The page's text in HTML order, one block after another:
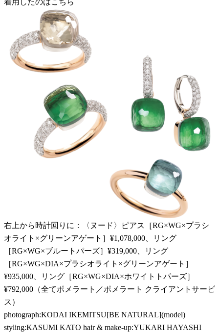
右上から時計回りに：〈ヌード〉ピアス［RG×WG×プラシ
オライト×グリーンアゲート］¥1,078,000、リング
［RG×WG×ブルートパーズ］¥319,000、リング
［RG×WG×DIA×プラシオライト×グリーンアゲート］
¥935,000、リング［RG×WG×DIA×ホワイトトパーズ］
¥792,000（全てポメラート／ポメラート クライアントサービ
ス）
photograph:KODAI IKEMITSU[BE NATURAL](model)
styling:KASUMI KATO hair & make-up:YUKARI HAYASHI